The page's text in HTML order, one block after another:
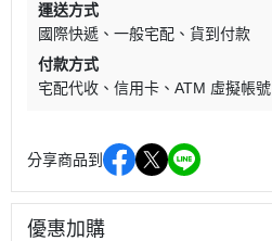
運送方式
國際快遞
一般宅配
貨到付款
付款方式
宅配代收
信用卡 ATM 虛擬帳號
分享商品到
優惠加購